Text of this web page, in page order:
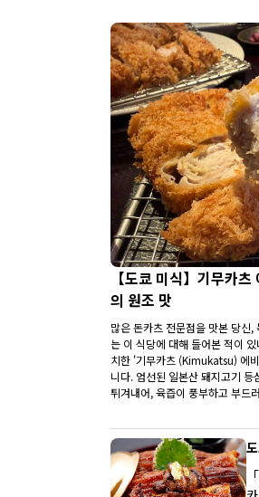
【도쿄 미식】기무카
의 원조 맛
많은 돈카츠 전문점을 맛본 당신
는 이 식당에 대해 들어본 적이
치한 '기무카츠 (Kimukatsu) 에
니다. 엄선된 일본산 돼지고기
튀겨내어, 육즙이 풍부하고 부드
입이 미각을 자극하는 즐거움입
다양한 맛의 천층 돈카츠를 정기
선한 경험을 제공합니다.